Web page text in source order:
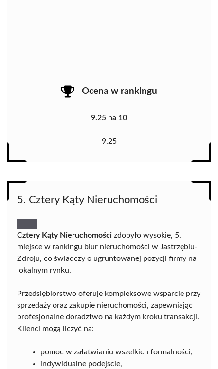
Ocena w rankingu
9.25 na 10
9.25
5. Cztery Kąty Nieruchomości
Cztery Kąty Nieruchomości zdobyło wysokie, 5.
miejsce w rankingu biur nieruchomości w Jastrzębiu-
Zdroju, co świadczy o ugruntowanej pozycji firmy na
lokalnym rynku.
Przedsiębiorstwo oferuje kompleksowe wsparcie przy
sprzedaży oraz zakupie nieruchomości, zapewniając
profesjonalne doradztwo na każdym kroku transakcji.
Klienci mogą liczyć na:
pomoc w załatwianiu wszelkich formalności,
indywidualne podejście,